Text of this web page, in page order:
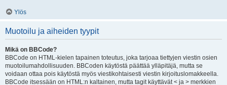
Ylös
Muotoilu ja aiheiden tyypit
Mikä on BBCode?
BBCode on HTML-kielen tapainen toteutus, joka tarjoaa tiettyjen viestin osien
muotoilumahdollisuuden. BBCoden käytöstä päättää ylläpitäjä, mutta se
voidaan ottaa pois käytöstä myös viestikohtaisesti viestin kirjoituslomakkeella.
BBCode itsessään on HTML:n kaltainen, mutta tagit käyttävät < ja > merkkien